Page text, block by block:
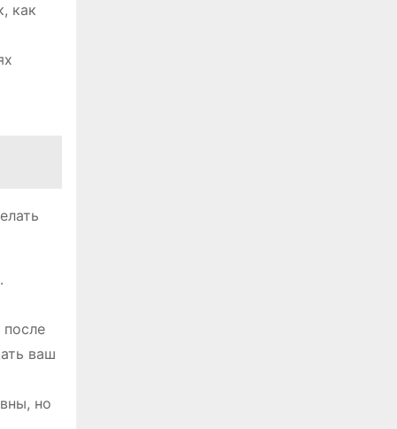
как
после
ваш
но